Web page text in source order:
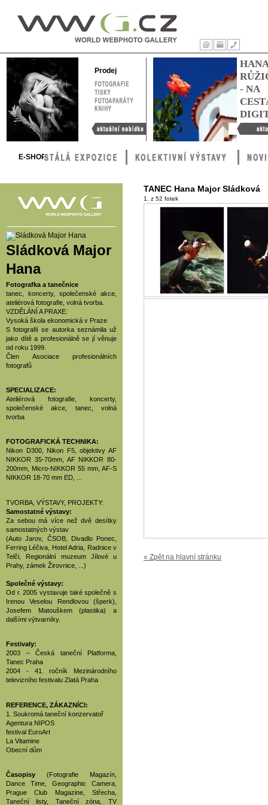
WWG – World
Webphoto
Gallery
ÚvodTisk Kontakty
Sládková Major
Hana
Fotografka a tanečnice
tanec, koncerty, společenské akce,
ateliérová fotografie, volná tvorba.
VZDĚLÁNÍ A PRAXE:
Vysoká škola ekonomická v Praze
S fotografií se autorka seznámila už
jako dítě a profesionálně se jí věnuje
od roku 1999.
Člen Asociace profesionálních
fotografů
SPECIALIZACE:
Ateliérová fotografie, koncerty,
společenské akce, tanec, volná
tvorba
FOTOGRAFICKÁ TECHNIKA:
Nikon D300, Nikon F5, objektivy AF
NIKKOR 35-70mm, AF NIKKOR 80-
200mm, Micro-NIKKOR 55 mm, AF-S
NIKKOR 18-70 mm ED, ...
TVORBA, VÝSTAVY, PROJEKTY:
Samostatné výstavy:
Za sebou má více než dvě desítky
samostatných výstav
(Auto Jarov, ČSOB, Divadlo Ponec,
Ferring Léčiva, Hotel Adria, Radnice v
Telči, Regionální muzeum Jílové u
Prahy, zámek Žirovnice, ...)
Společné výstavy:
Od r. 2005 vystavuje také společně s
Irenou Veselou Rendlovou (šperk),
Josefem Matouškem (plastika) a
dalšími výtvarníky.
Festivaly:
2003 – Česká taneční Platforma,
Tanec Praha
2004 - 41. ročník Mezinárodního
televizního festivalu Zlatá Praha
REFERENCE, ZÁKAZNÍCI:
1. Soukromá taneční konzervatoř
Agentura NIPOS
festival EuroArt
La Vitamine
Obecní dům
Časopisy (Fotografie Magazín,
Dance Time, Geographic Camera,
Prague Club Magazine, Střecha,
Taneční listy, Taneční zóna, TV
TANEC Hana Major Sládková
1. z 52 fotek
« Zpět na hlavní stránku
Prodej
FOTOGRAFIE
TISKY
FOTOAPARÁTY
KNIHY
Aktuální nabídka
HANA
- NA
Hana
cestách
E-SHOP